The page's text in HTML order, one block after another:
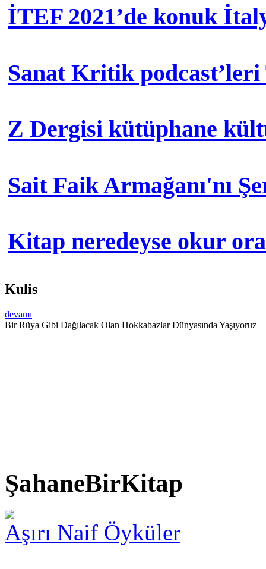
İTEF 2021’de konuk
Sanat Kritik podcast’leri
Z Dergisi kütüphane
Sait Faik Armağanı'nı
Kitap neredeyse okur
Kulis
devamı
Bir Rüya Gibi Dağılacak Olan Hokkabazlar Dünyasında Yaşıyoruz
ŞahaneBirKitap
Aşırı Naif Öyküler